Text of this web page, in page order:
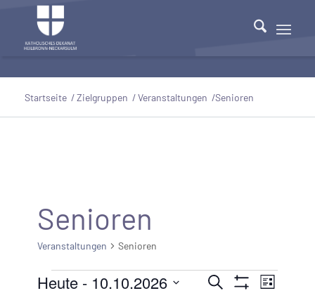
Startseite /Zielgruppen /Veranstaltungen /Senioren
Senioren
Veranstaltungen Senioren
Veranstaltungen
Suche
Liste
Heute - 10.10.2026